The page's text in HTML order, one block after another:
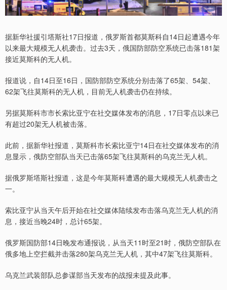
据新华社援引塔斯社17日报道，俄罗斯首都莫斯科自14日起遭遇今年
以来最大规模无人机袭击。过去3天，俄国防部防空系统已击落181架
接近莫斯科的无人机。
报道说，自14日至16日，国防部防空系统分别击落了65架、54架、
62架飞往莫斯科的无人机，目前无人机袭击仍在持续。
另据莫斯科市市长索比亚宁在社交媒体发布的消息，17日零点以来已
有超过20架无人机被击落。
此前，据新华社报道，莫斯科市长索比亚宁14日在社交媒体发布的消
息显示，俄防空部队当天已击落65架飞往莫斯科的乌克兰无人机。
据俄罗斯塔斯社报道，这是今年莫斯科遭遇的最大规模无人机袭击之
一。
索比亚宁从当天午后开始在社交媒体陆续发布击落乌克兰无人机的消
息，接近当晚24时，总计65架。
俄罗斯国防部14日晚发布通报说，从当天11时至21时，俄防空部队在
俄多地上空拦截并击落280架乌克兰无人机，其中47架飞往莫斯科。
乌克兰武装部队总参谋部当天发布的战报未提及此事。